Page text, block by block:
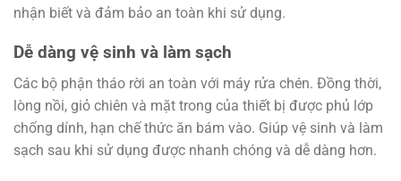
nhận biết và đảm bảo an toàn khi sử dụng.
Dễ dàng vệ sinh và làm sạch
Các bộ phận tháo rời an toàn với máy rửa chén. Đồng thời,
lòng nồi, giỏ chiên và mặt trong của thiết bị được phủ lớp
chống dính, hạn chế thức ăn bám vào. Giúp vệ sinh và làm
sạch sau khi sử dụng được nhanh chóng và dễ dàng hơn.